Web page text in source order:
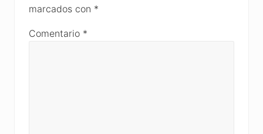
marcados con *
Comentario *